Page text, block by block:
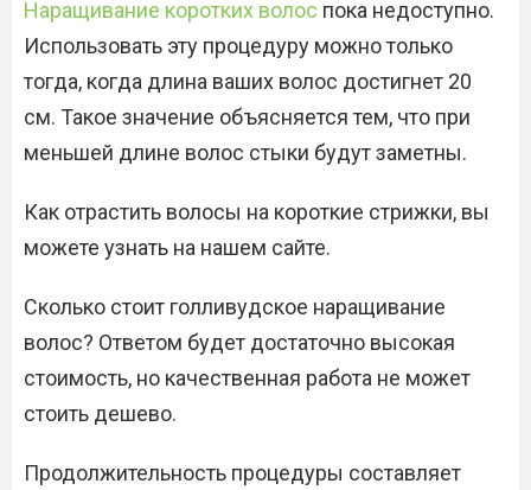
Наращивание коротких волос пока недоступно.
Использовать эту процедуру можно только
тогда, когда длина ваших волос достигнет 20
см. Такое значение объясняется тем, что при
меньшей длине волос стыки будут заметны.
Как отрастить волосы на короткие стрижки, вы
можете узнать на нашем сайте.
Сколько стоит голливудское наращивание
волос? Ответом будет достаточно высокая
стоимость, но качественная работа не может
стоить дешево.
Продолжительность процедуры составляет